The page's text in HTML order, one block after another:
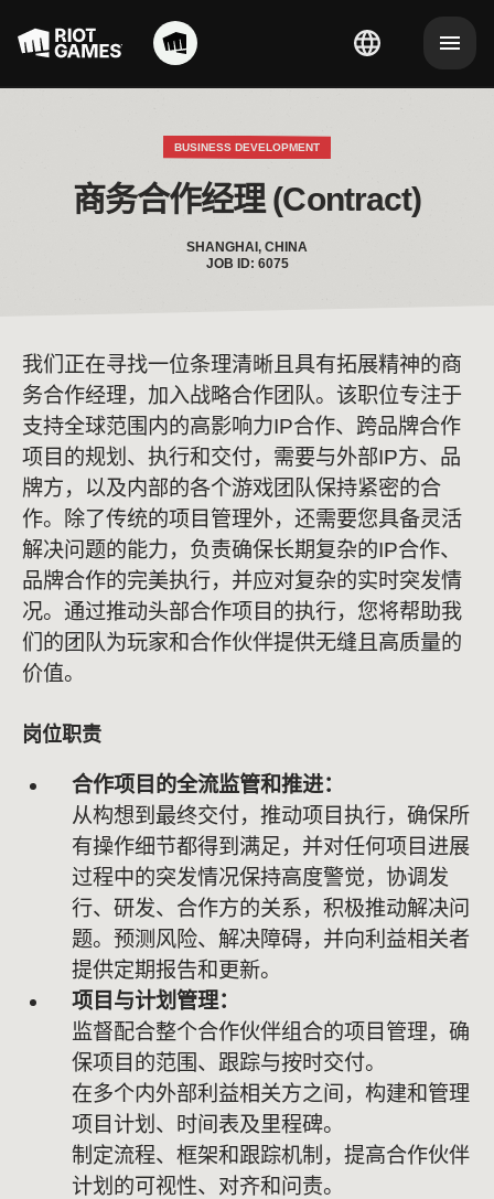
BUSINESS DEVELOPMENT
商务合作经理 (Contract)
SHANGHAI, CHINA
JOB ID: 6075
我们正在寻找一位条理清晰且具有拓展精神的商
务合作经理，加入战略合作团队。该职位专注于
支持全球范围内的高影响力IP合作、跨品牌合作
项目的规划、执行和交付，需要与外部IP方、品
牌方，以及内部的各个游戏团队保持紧密的合
作。除了传统的项目管理外，还需要您具备灵活
解决问题的能力，负责确保长期复杂的IP合作、
品牌合作的完美执行，并应对复杂的实时突发情
况。通过推动头部合作项目的执行，您将帮助我
们的团队为玩家和合作伙伴提供无缝且高质量的
价值。
岗位职责
合作项目的全流监管和推进：
从构想到最终交付，推动项目执行，确保所
有操作细节都得到满足，并对任何项目进展
过程中的突发情况保持高度警觉，协调发
行、研发、合作方的关系，积极推动解决问
题。预测风险、解决障碍，并向利益相关者
提供定期报告和更新。
项目与计划管理：
监督配合整个合作伙伴组合的项目管理，确
保项目的范围、跟踪与按时交付。
在多个内外部利益相关方之间，构建和管理
项目计划、时间表及里程碑。
制定流程、框架和跟踪机制，提高合作伙伴
计划的可视性、对齐和问责。